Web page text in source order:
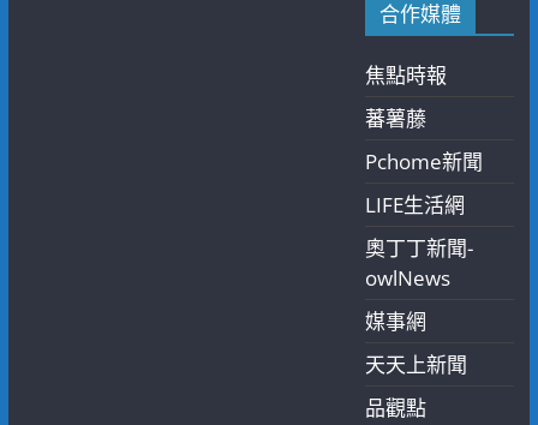
合作媒體
焦點時報
蕃薯藤
Pchome新聞
LIFE生活網
奧丁丁新聞-
owlNews
媒事網
天天上新聞
品觀點